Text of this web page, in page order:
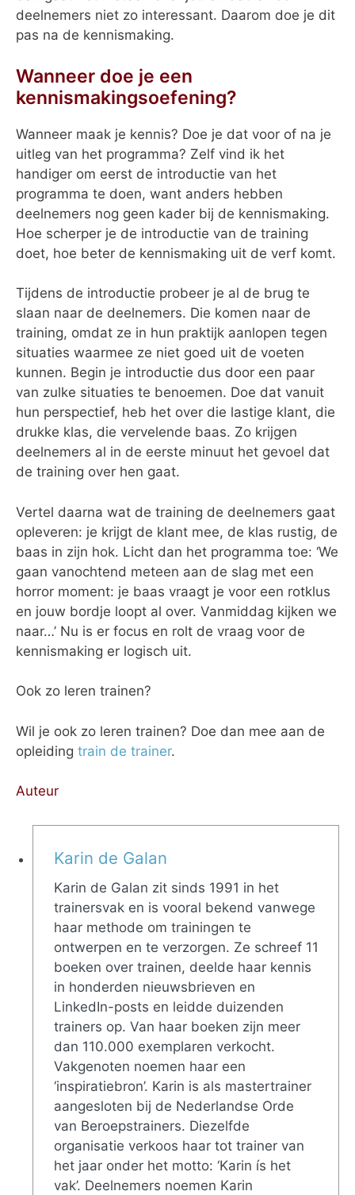
deelnemers niet zo interessant. Daarom doe je dit
pas na de kennismaking.
Wanneer doe je een
kennismakingsoefening?
Wanneer maak je kennis? Doe je dat voor of na je
uitleg van het programma? Zelf vind ik het
handiger om eerst de introductie van het
programma te doen, want anders hebben
deelnemers nog geen kader bij de kennismaking.
Hoe scherper je de introductie van de training
doet, hoe beter de kennismaking uit de verf komt.
Tijdens de introductie probeer je al de brug te
slaan naar de deelnemers. Die komen naar de
training, omdat ze in hun praktijk aanlopen tegen
situaties waarmee ze niet goed uit de voeten
kunnen. Begin je introductie dus door een paar
van zulke situaties te benoemen. Doe dat vanuit
hun perspectief, heb het over die lastige klant, die
drukke klas, die vervelende baas. Zo krijgen
deelnemers al in de eerste minuut het gevoel dat
de training over hen gaat.
Vertel daarna wat de training de deelnemers gaat
opleveren: je krijgt de klant mee, de klas rustig, de
baas in zijn hok. Licht dan het programma toe: ‘We
gaan vanochtend meteen aan de slag met een
horror moment: je baas vraagt je voor een rotklus
en jouw bordje loopt al over. Vanmiddag kijken we
naar…’ Nu is er focus en rolt de vraag voor de
kennismaking er logisch uit.
Ook zo leren trainen?
Wil je ook zo leren trainen? Doe dan mee aan de
opleiding train de trainer.
Auteur
Karin de Galan
Karin de Galan zit sinds 1991 in het
trainersvak en is vooral bekend vanwege
haar methode om trainingen te
ontwerpen en te verzorgen. Ze schreef 11
boeken over trainen, deelde haar kennis
in honderden nieuwsbrieven en
LinkedIn-posts en leidde duizenden
trainers op. Van haar boeken zijn meer
dan 110.000 exemplaren verkocht.
Vakgenoten noemen haar een
‘inspiratiebron’. Karin is als mastertrainer
aangesloten bij de Nederlandse Orde
van Beroepstrainers. Diezelfde
organisatie verkoos haar tot trainer van
het jaar onder het motto: ‘Karin ís het
vak’. Deelnemers noemen Karin